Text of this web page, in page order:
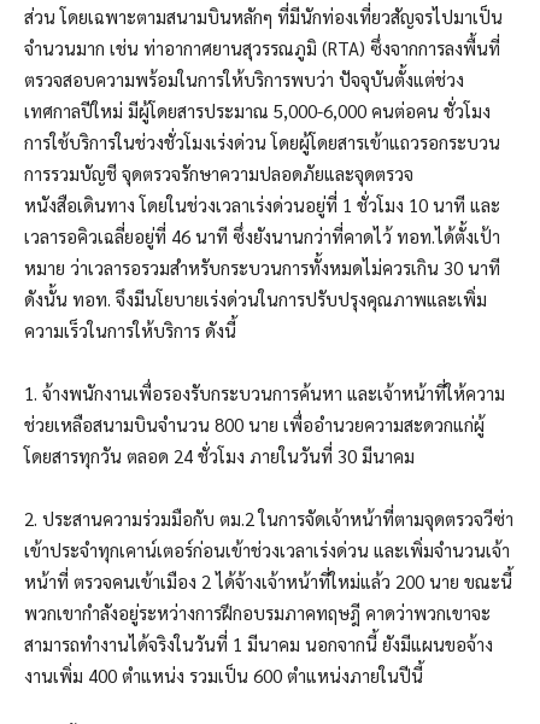
ส่วน โดยเฉพาะตามสนามบินหลักๆ ที่มีนักท่องเที่ยวสัญจรไปมาเป็น
จำนวนมาก เช่น ท่าอากาศยานสุวรรณภูมิ (RTA) ซึ่งจากการลงพื้นที่
ตรวจสอบความพร้อมในการให้บริการพบว่า ปัจจุบันตั้งแต่ช่วง
เทศกาลปีใหม่ มีผู้โดยสารประมาณ 5,000-6,000 คนต่อคน ชั่วโมง
การใช้บริการในช่วงชั่วโมงเร่งด่วน โดยผู้โดยสารเข้าแถวรอกระบวน
การรวมบัญชี จุดตรวจรักษาความปลอดภัยและจุดตรวจ
หนังสือเดินทาง โดยในช่วงเวลาเร่งด่วนอยู่ที่ 1 ชั่วโมง 10 นาที และ
เวลารอคิวเฉลี่ยอยู่ที่ 46 นาที ซึ่งยังนานกว่าที่คาดไว้ ทอท.ได้ตั้งเป้า
หมาย ว่าเวลารอรวมสำหรับกระบวนการทั้งหมดไม่ควรเกิน 30 นาที
ดังนั้น ทอท. จึงมีนโยบายเร่งด่วนในการปรับปรุงคุณภาพและเพิ่ม
ความเร็วในการให้บริการ ดังนี้
1. จ้างพนักงานเพื่อรองรับกระบวนการค้นหา และเจ้าหน้าที่ให้ความ
ช่วยเหลือสนามบินจำนวน 800 นาย เพื่ออำนวยความสะดวกแก่ผู้
โดยสารทุกวัน ตลอด 24 ชั่วโมง ภายในวันที่ 30 มีนาคม
2. ประสานความร่วมมือกับ ตม.2 ในการจัดเจ้าหน้าที่ตามจุดตรวจวีซ่า
เข้าประจำทุกเคาน์เตอร์ก่อนเข้าช่วงเวลาเร่งด่วน และเพิ่มจำนวนเจ้า
หน้าที่ ตรวจคนเข้าเมือง 2 ได้จ้างเจ้าหน้าที่ใหม่แล้ว 200 นาย ขณะนี้
พวกเขากำลังอยู่ระหว่างการฝึกอบรมภาคทฤษฎี คาดว่าพวกเขาจะ
สามารถทำงานได้จริงในวันที่ 1 มีนาคม นอกจากนี้ ยังมีแผนขอจ้าง
งานเพิ่ม 400 ตำแหน่ง รวมเป็น 600 ตำแหน่งภายในปีนี้